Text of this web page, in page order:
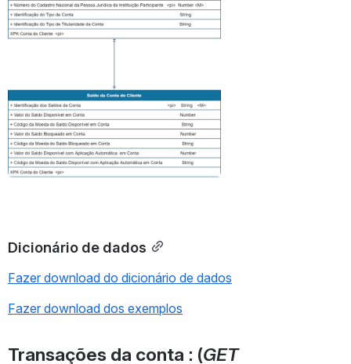
Dicionário de dados
Fazer download do dicionário de dados
Fazer download dos exemplos
Transações da conta : (
GET